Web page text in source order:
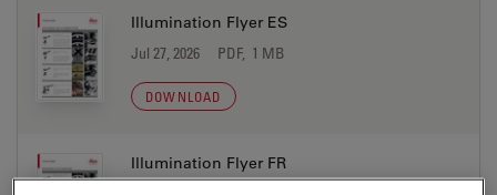
Illumination Flyer ES
Jul 27, 2026 PDF, 1 MB
DOWNLOAD
Illumination Flyer FR